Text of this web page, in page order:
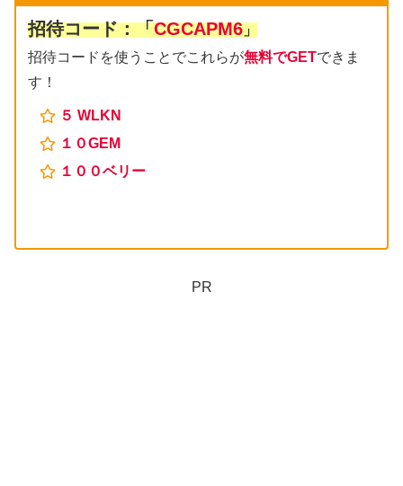
招待コード：「CGCAPM6」
招待コードを使うことでこれらが無料でGETできま
す！
５ WLKN
１０GEM
１００ベリー
PR